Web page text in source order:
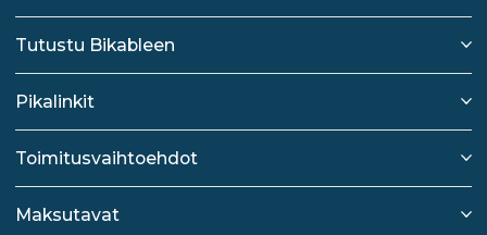
Tutustu Bikableen
Pikalinkit
Toimitusvaihtoehdot
Maksutavat